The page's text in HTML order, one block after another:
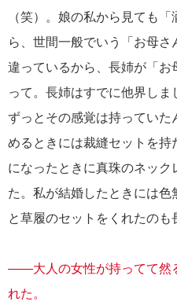
（笑）。娘の私から見ても
ら、世間一般でいう「お母
違っているから、長姉が「
って。長姉はすでに他界し
ずっとその感覚は持ってい
めるときには裁縫セットを
になったときに真珠のネッ
た。私が結婚したときには
と草履のセットをくれたのも
――大人の女性が持ってて然
れた。